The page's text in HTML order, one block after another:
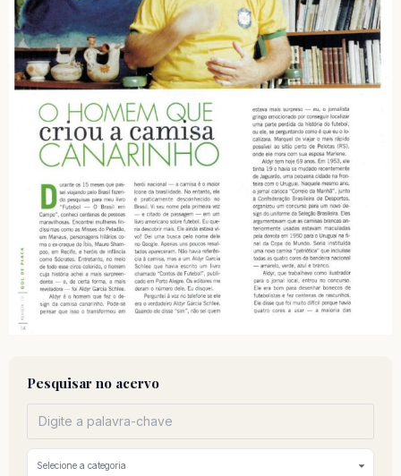
Pesquisar no acervo